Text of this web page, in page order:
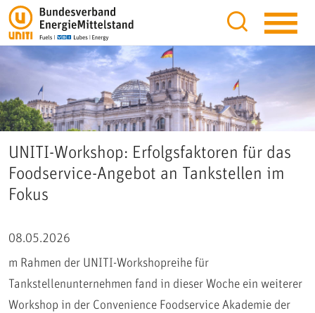
UNITI-Workshop: Erfolgsfaktoren für das
Foodservice-Angebot an Tankstellen im
Fokus
08.05.2026
m Rahmen der UNITI-Workshopreihe für
Tankstellenunternehmen fand in dieser Woche ein weiterer
Workshop in der Convenience Foodservice Akademie der